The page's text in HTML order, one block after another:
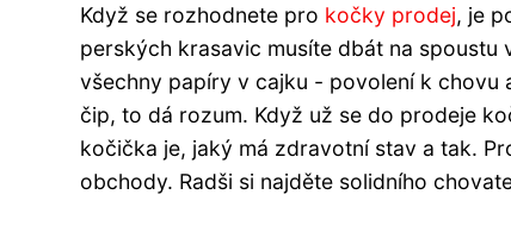
Když se rozhodnete pro kočky prodej, je
perských krasavic musíte dbát na
všechny papíry v cajku - povolení k chovu
čip, to dá rozum. Když už se do prodeje
kočička je, jaký má zdravotní stav a tak.
obchody. Radši si najděte solidního